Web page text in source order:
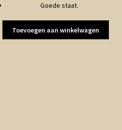
Goede staat.
Toevoegen aan winkelwagen